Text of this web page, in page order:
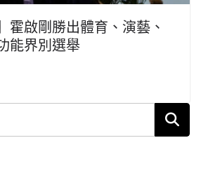
霍啟剛勝出體育、演藝、
能界別選舉